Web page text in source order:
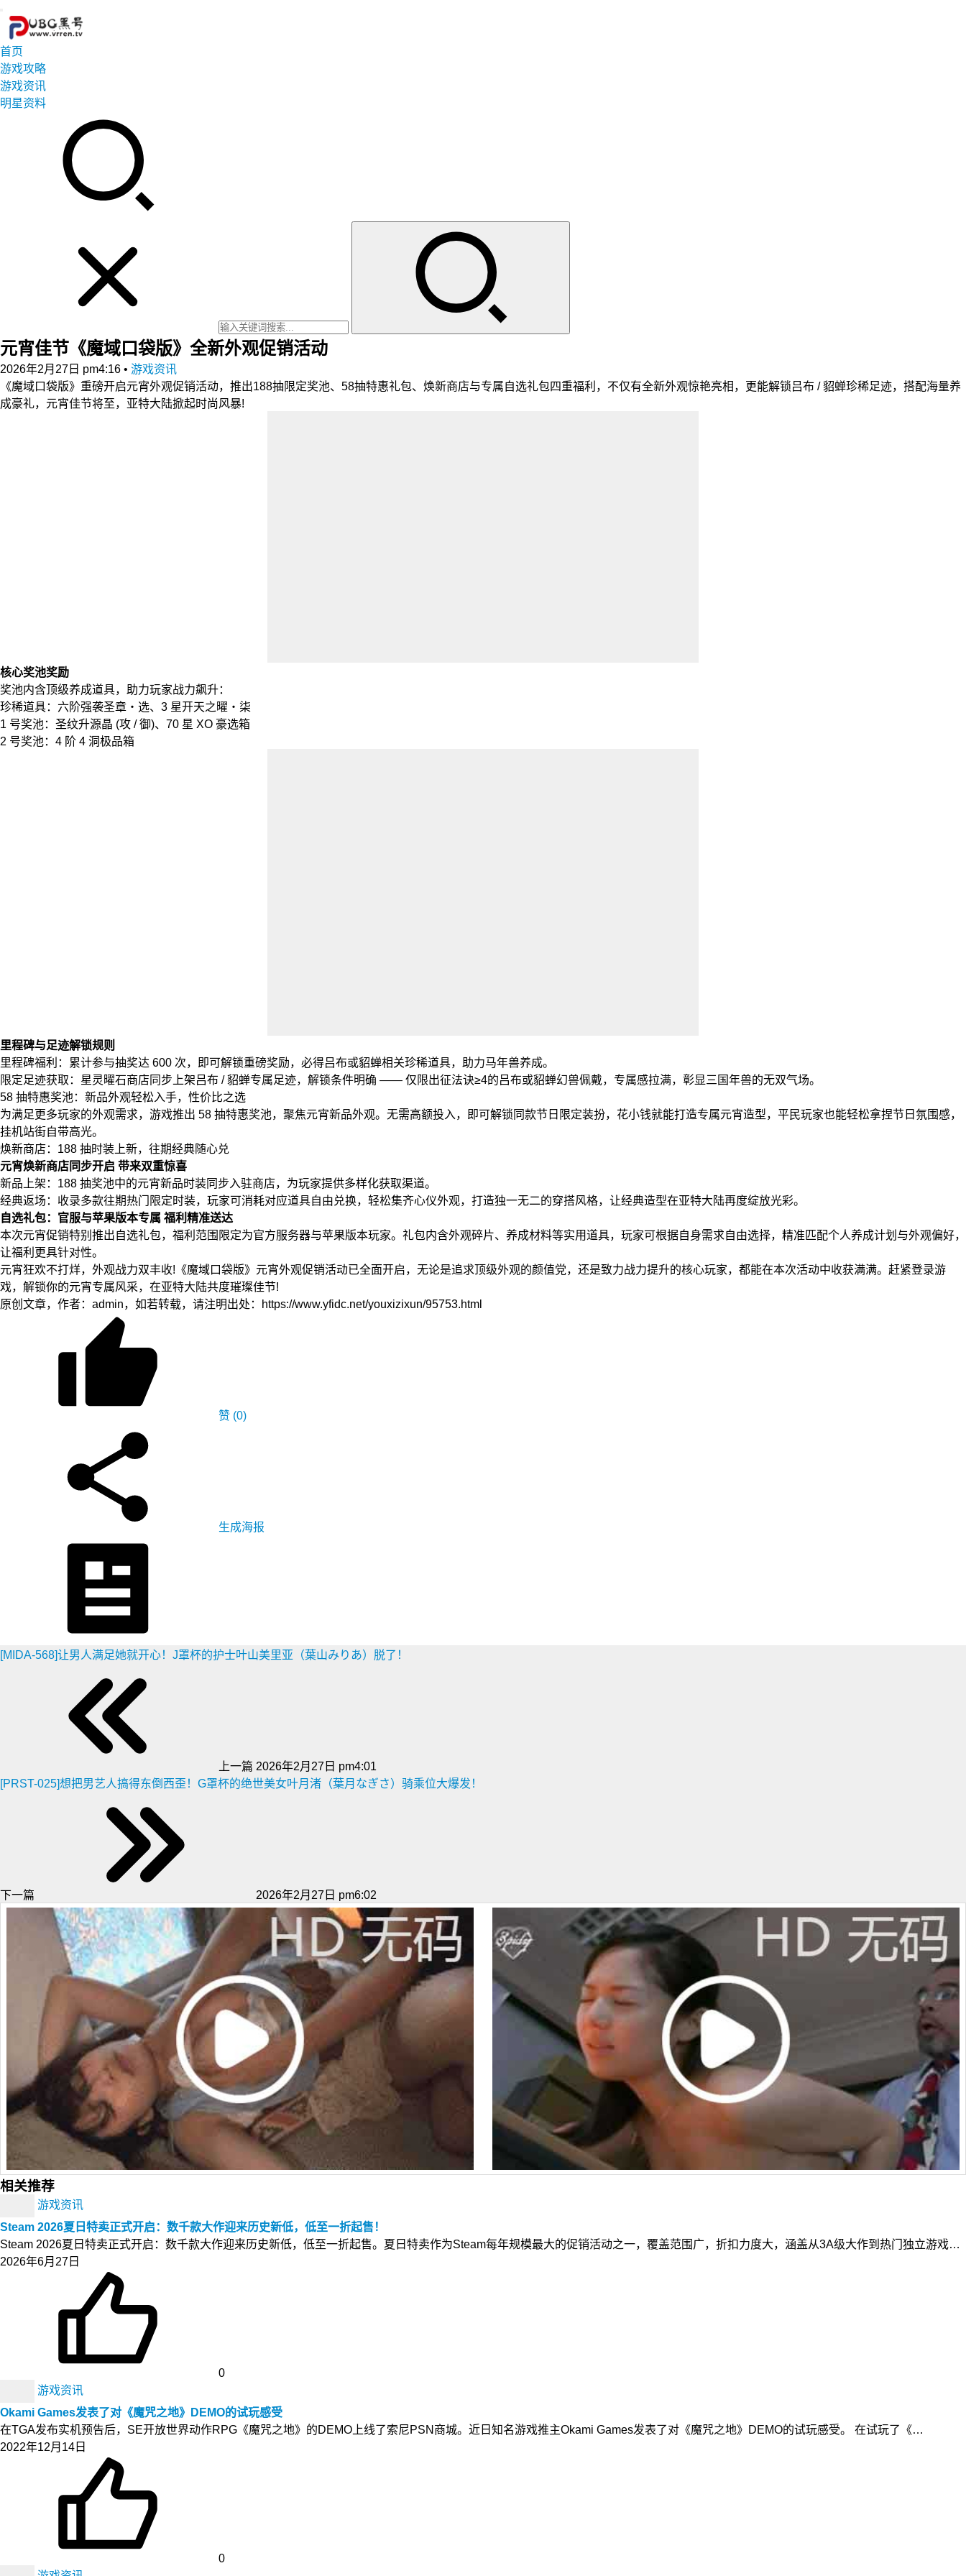
首页
游戏攻略
游戏资讯
明星资料
元宵佳节《魔域口袋版》全新外观促销活动
2026年2月27日 pm4:16 • 游戏资讯
《魔域口袋版》重磅开启元宵外观促销活动，推出188抽限定奖池、58抽特惠礼包、焕新商店与专属自选礼包四重福利，不仅有全新外观惊艳亮相，更能解锁吕布 / 貂蝉珍稀足迹，搭配海量养
成豪礼，元宵佳节将至，亚特大陆掀起时尚风暴!
核心奖池奖励
奖池内含顶级养成道具，助力玩家战力飙升：
珍稀道具：六阶强袭圣章・选、3 星开天之曜・柒
1 号奖池：圣纹升源晶 (攻 / 御)、70 星 XO 豪选箱
2 号奖池：4 阶 4 洞极品箱
里程碑与足迹解锁规则
里程碑福利：累计参与抽奖达 600 次，即可解锁重磅奖励，必得吕布或貂蝉相关珍稀道具，助力马年兽养成。
限定足迹获取：星灵曜石商店同步上架吕布 / 貂蝉专属足迹，解锁条件明确 —— 仅限出征法诀≥4的吕布或貂蝉幻兽佩戴，专属感拉满，彰显三国年兽的无双气场。
58 抽特惠奖池：新品外观轻松入手，性价比之选
为满足更多玩家的外观需求，游戏推出 58 抽特惠奖池，聚焦元宵新品外观。无需高额投入，即可解锁同款节日限定装扮，花小钱就能打造专属元宵造型，平民玩家也能轻松拿捏节日氛围感，
挂机站街自带高光。
焕新商店：188 抽时装上新，往期经典随心兑
元宵焕新商店同步开启 带来双重惊喜
新品上架：188 抽奖池中的元宵新品时装同步入驻商店，为玩家提供多样化获取渠道。
经典返场：收录多款往期热门限定时装，玩家可消耗对应道具自由兑换，轻松集齐心仪外观，打造独一无二的穿搭风格，让经典造型在亚特大陆再度绽放光彩。
自选礼包：官服与苹果版本专属 福利精准送达
本次元宵促销特别推出自选礼包，福利范围限定为官方服务器与苹果版本玩家。礼包内含外观碎片、养成材料等实用道具，玩家可根据自身需求自由选择，精准匹配个人养成计划与外观偏好，
让福利更具针对性。
元宵狂欢不打烊，外观战力双丰收!《魔域口袋版》元宵外观促销活动已全面开启，无论是追求顶级外观的颜值党，还是致力战力提升的核心玩家，都能在本次活动中收获满满。赶紧登录游
戏，解锁你的元宵专属风采，在亚特大陆共度璀璨佳节!
原创文章，作者：admin，如若转载，请注明出处：https://www.yfidc.net/youxizixun/95753.html
赞 (0)
生成海报
[MIDA-568]让男人满足她就开心！J罩杯的护士叶山美里亚（葉山みりあ）脱了！
上一篇 2026年2月27日 pm4:01
[PRST-025]想把男艺人搞得东倒西歪！G罩杯的绝世美女叶月渚（葉月なぎさ）骑乘位大爆发！
下一篇 2026年2月27日 pm6:02
相关推荐
游戏资讯
Steam 2026夏日特卖正式开启：数千款大作迎来历史新低，低至一折起售！
Steam 2026夏日特卖正式开启：数千款大作迎来历史新低，低至一折起售。夏日特卖作为Steam每年规模最大的促销活动之一，覆盖范围广，折扣力度大，涵盖从3A级大作到热门独立游戏…
2026年6月27日
0
游戏资讯
Okami Games发表了对《魔咒之地》DEMO的试玩感受
在TGA发布实机预告后，SE开放世界动作RPG《魔咒之地》的DEMO上线了索尼PSN商城。近日知名游戏推主Okami Games发表了对《魔咒之地》DEMO的试玩感受。 在试玩了《…
2022年12月14日
0